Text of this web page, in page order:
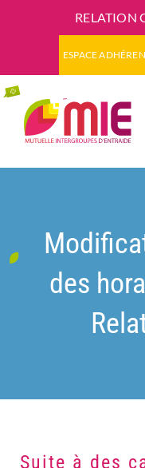
RELATION
ESPACE
des
Suite à des